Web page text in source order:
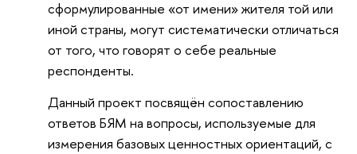
сформулированные «от имени» жителя той или
иной страны, могут систематически отличаться
от того, что говорят о себе реальные
респонденты.
Данный проект посвящён сопоставлению
ответов БЯМ на вопросы, используемые для
измерения базовых ценностных ориентаций, с